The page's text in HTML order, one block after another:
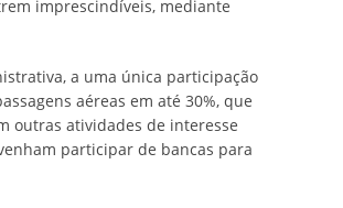
imprescindíveis, mediante
a uma única participação
aéreas em até 30%, que
outras atividades de interesse
participar de bancas para